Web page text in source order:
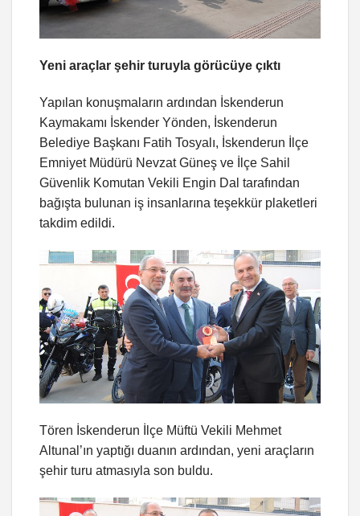
Yeni araçlar şehir turuyla görücüye çıktı
Yapılan konuşmaların ardından İskenderun
Kaymakamı İskender Yönden, İskenderun
Belediye Başkanı Fatih Tosyalı, İskenderun İlçe
Emniyet Müdürü Nevzat Güneş ve İlçe Sahil
Güvenlik Komutan Vekili Engin Dal tarafından
bağışta bulunan iş insanlarına teşekkür plaketleri
takdim edildi.
Tören İskenderun İlçe Müftü Vekili Mehmet
Altunal’ın yaptığı duanın ardından, yeni araçların
şehir turu atmasıyla son buldu.